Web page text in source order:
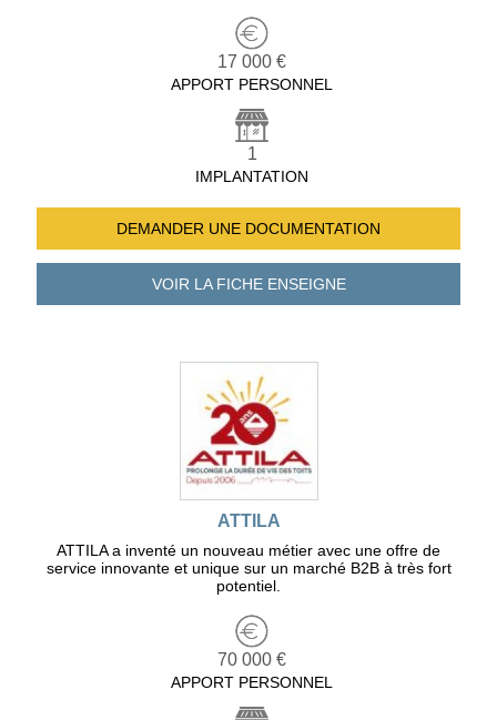
17 000 €
APPORT PERSONNEL
1
IMPLANTATION
DEMANDER UNE DOCUMENTATION
VOIR LA FICHEENSEIGNE
ATTILA
ATTILA a inventé un nouveau métier avec une offre de
service innovante et unique sur un marché B2B à très fort
potentiel.
70 000 €
APPORT PERSONNEL